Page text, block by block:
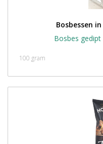
Bosbessen
Bosbes
100 gram